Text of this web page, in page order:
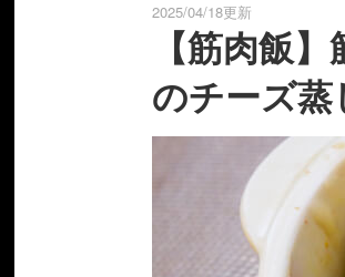
2025/04/18更新
【筋肉飯
のチーズ蒸